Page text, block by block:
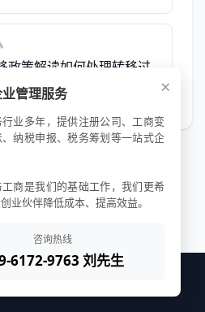
政策解读如何处理转移过
问题？
×
管理服务
业多年，提供注册公司、工商变
纳税申报、税务筹划等一站式企
商是我们的基础工作，我们更希
业伙伴降低成本、提高效益。
咨询热线
6172-9763 刘先生